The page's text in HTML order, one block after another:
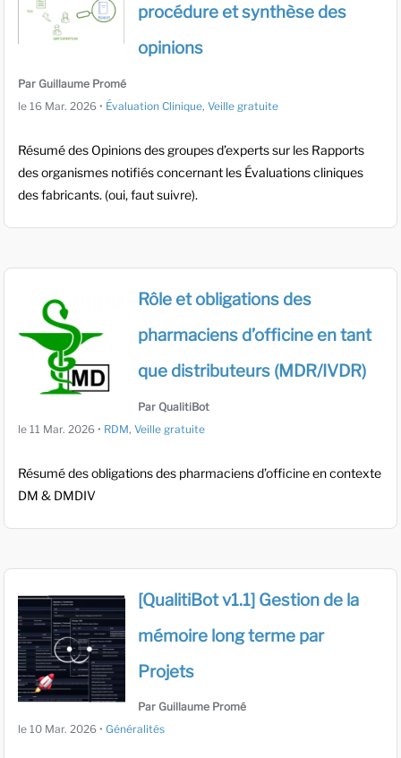
procédure et synthèse des
opinions
Par Guillaume Promé
le 16 Mar. 2026 • Évaluation Clinique, Veille gratuite
Résumé des Opinions des groupes d’experts sur les Rapports
des organismes notifiés concernant les Évaluations cliniques
des fabricants. (oui, faut suivre).
Rôle et obligations des
pharmaciens d’officine en tant
que distributeurs (MDR/IVDR)
Par QualitiBot
le 11 Mar. 2026 • RDM, Veille gratuite
Résumé des obligations des pharmaciens d’officine en contexte
DM & DMDIV
[QualitiBot v1.1] Gestion de la
mémoire long terme par
Projets
Par Guillaume Promé
le 10 Mar. 2026 • Généralités